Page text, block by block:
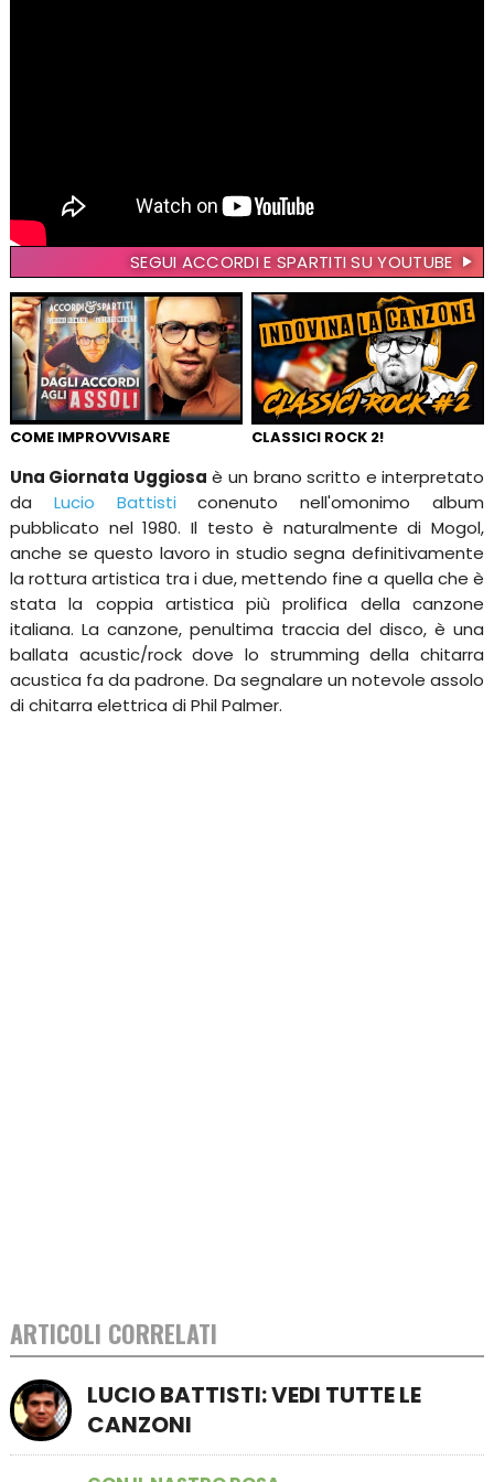
SEGUI ACCORDI E SPARTITI SU YOUTUBE
COME IMPROVVISARE CLASSICI ROCK 2!
Una Giornata Uggiosa è un brano scritto e interpretato
da Lucio Battisti conenuto nell'omonimo album
pubblicato nel 1980. Il testo è naturalmente di Mogol,
anche se questo lavoro in studio segna definitivamente
la rottura artistica tra i due, mettendo fine a quella che è
stata la coppia artistica più prolifica della canzone
italiana. La canzone, penultima traccia del disco, è una
ballata acustic/rock dove lo strumming della chitarra
acustica fa da padrone. Da segnalare un notevole assolo
di chitarra elettrica di Phil Palmer.
ARTICOLI CORRELATI
LUCIO BATTISTI: VEDI TUTTE LE
CANZONI